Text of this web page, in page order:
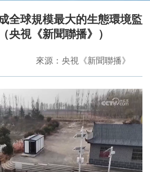
全球規模最大的生態環境監
央視《新聞聯播》）
來源：央視《新聞聯播》